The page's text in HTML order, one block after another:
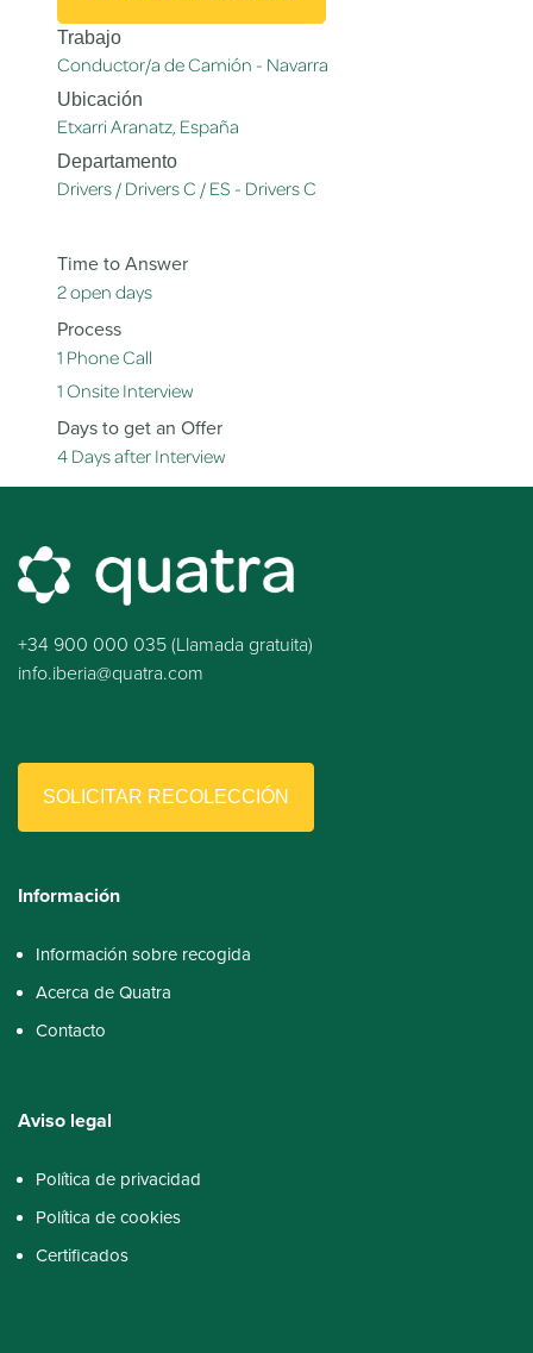
Trabajo
Conductor/a de Camión - Navarra
Ubicación
Etxarri Aranatz España
Departamento
Drivers / Drivers C / ES - Drivers C
Time to Answer
2 open days
Process
1 Phone Call
1 Onsite Interview
Days to get an Offer
4 Days after Interview
+34 900 000 035 (Llamada gratuita)
info.iberia@quatra.com
SOLICITAR RECOLECCIÓN
Información
Información sobre recogida
Acerca de Quatra
Contacto
Aviso legal
Política de privacidad
Política de cookies
Certificados